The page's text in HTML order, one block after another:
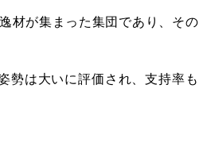
材が集まった集団であり、その
勢は大いに評価され、支持率も